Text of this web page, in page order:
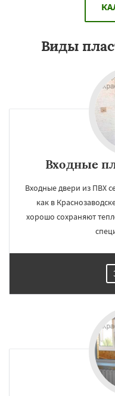
Виды
Входные
Входные двери из ПВХ
как в
хорошо сохраняют